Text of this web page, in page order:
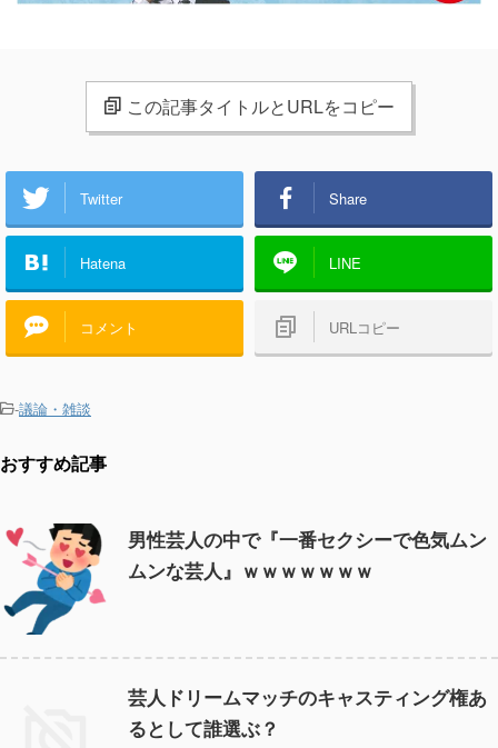
この記事タイトルとURLをコピー
Twitter Share
Hatena LINE
コメント URLコピー
-議論・雑談
おすすめ記事
男性芸人の中で『一番セクシーで色気ムン
ムンな芸人』ｗｗｗｗｗｗｗ
芸人ドリームマッチのキャスティング権あ
るとして誰選ぶ？